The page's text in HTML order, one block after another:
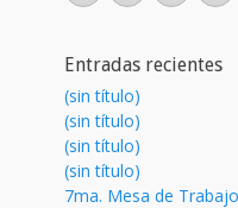
electrónico
Entradas recientes
(sin título)
(sin título)
(sin título)
(sin título)
7ma. Mesa de